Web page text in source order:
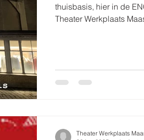
thuisbasis, hier in de
Theater Werkplaats Maastricht meer dan
Werkplaats Maastricht
Theater Werkplaats